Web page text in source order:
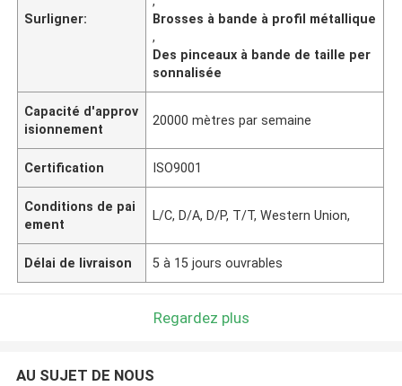
Surligner:
Brosses à bande à profil métallique
,
Des pinceaux à bande de taille per
sonnalisée
Capacité d'approv
isionnement
20000 mètres par semaine
Certification ISO9001
Conditions de pai
ement
L/C, D/A, D/P, T/T, Western Union,
Délai de livraison 5 à 15 jours ouvrables
Regardez plus
AU SUJET DE NOUS